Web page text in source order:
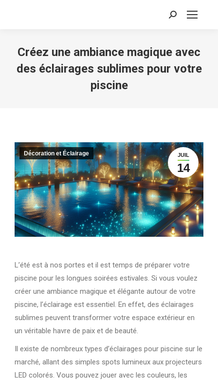
Recherche
Créez une ambiance magique avec
des éclairages sublimes pour votre
piscine
JUIL
14
Décoration et Éclairage
L’été est à nos portes et il est temps de préparer votre
piscine pour les longues soirées estivales. Si vous voulez
créer une ambiance magique et élégante autour de votre
piscine, l’éclairage est essentiel. En effet, des éclairages
sublimes peuvent transformer votre espace extérieur en
un véritable havre de paix et de beauté.
Il existe de nombreux types d’éclairages pour piscine sur le
marché, allant des simples spots lumineux aux projecteurs
LED colorés. Vous pouvez jouer avec les couleurs, les